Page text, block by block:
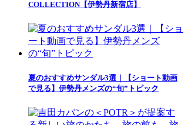
COLLECTION【伊勢丹新宿店】
夏のおすすめサンダル3選｜【ショート動画
で見る】伊勢丹メンズの“旬”トピック